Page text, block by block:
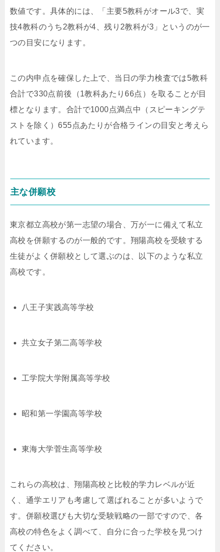
数値です。具体的には、「主要5教科がオール3で、実
技4教科のうち2教科が4、残り2教科が3」というのが一
つの目安になります。
この内申点を確保した上で、当日の学力検査では5教科
合計で330点前後（1教科あたり66点）を取ることが目
標となります。合計で1000点満点中（スピーキングテ
ストを除く）655点あたりが合格ラインの目安と考えら
れています。
主な併願校
東京都立高校が第一志望の場合、万が一に備えて私立
高校を併願するのが一般的です。翔陽高校を受験する
生徒がよく併願校として選ぶのは、以下のような私立
高校です。
八王子実践高等学校
共立女子第二高等学校
工学院大学附属高等学校
昭和第一学園高等学校
東海大学菅生高等学校
これらの高校は、翔陽高校と比較的学力レベルが近
く、通学エリアも考慮して選ばれることが多いようで
す。併願校選びも大切な受験戦略の一部ですので、各
高校の特色をよく調べて、自分に合った学校を見つけ
てください。